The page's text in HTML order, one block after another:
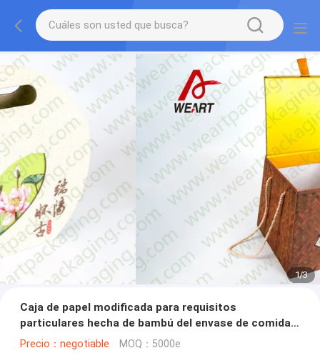
1/3
Caja de papel modificada para requisitos
particulares hecha de bambú del envase de comida
con estilo de la moda de la cinta
Precio：negotiable MOQ：5000e